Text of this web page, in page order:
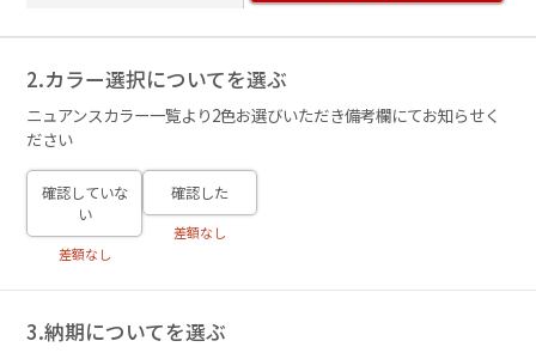
2.カラー選択についてを選ぶ
ニュアンスカラー一覧より2色お選びいただき備考欄にてお知らせく
ださい
確認していな
い
差額なし
確認した
差額なし
3.納期についてを選ぶ